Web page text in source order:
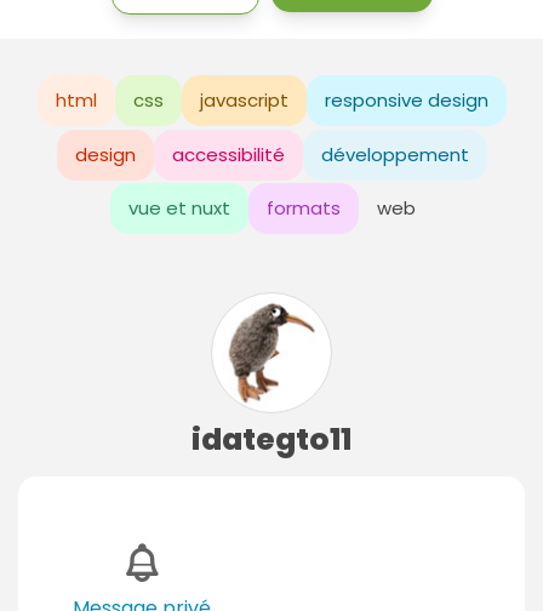
html css javascript responsive design
design accessibilité développement
vue et nuxt formats web
idategto11